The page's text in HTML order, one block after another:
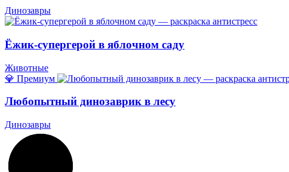
Динозавры
Ёжик-супергерой в яблочном саду
Животные
💎 Премиум
Любопытный динозаврик в лесу
Динозавры